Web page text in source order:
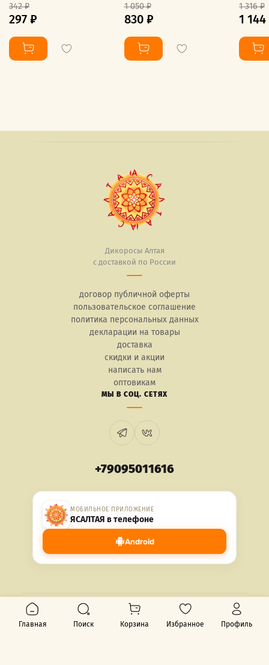
342 ₽
297 ₽
1 050 ₽
830 ₽
1 316 ₽
1
Дикоросы Алтая
с доставкой по России
договор публичной оферты
пользовательское соглашение
политика персональных данных
декларации на товары
доставка
скидки и акции
написать нам
оптовикам
МЫ В СОЦ. СЕТЯХ
+79095011616
МОБИЛЬНОЕ ПРИЛОЖЕНИЕ
ЯСАЛТАЯ в телефоне
Android
© 2026 ЯСАЛТАЯ. Все права защищены.
Главная
Поиск Корзина Избранное Профиль